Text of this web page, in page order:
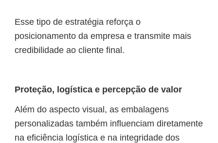
Esse tipo de estratégia reforça o
posicionamento da empresa e transmite mais
credibilidade ao cliente final.
Proteção, logística e percepção de valor
Além do aspecto visual, as embalagens
personalizadas também influenciam diretamente
na eficiência logística e na integridade dos